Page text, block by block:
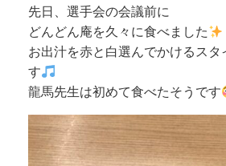
先日、選手会の会議前に
どんどん庵を久々に食べました
お出汁を赤と白選んでかけるスタ
す
龍馬先生は初めて食べたそうです